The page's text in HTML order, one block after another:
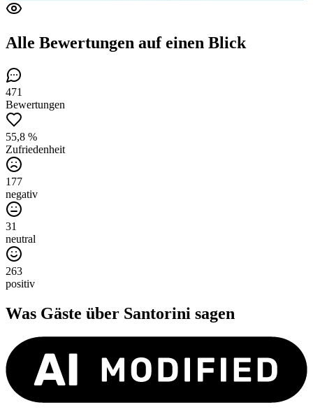
Alle Bewertungen auf einen Blick
471
Bewertungen
55,8 %
Zufriedenheit
177
negativ
31
neutral
263
positiv
Was Gäste über Santorini sagen